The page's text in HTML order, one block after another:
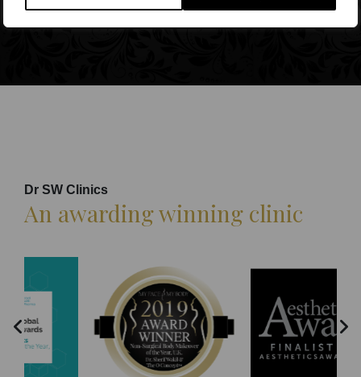
PM Shoulder Pain
Dr SW Clinics
An awarding winning clinic